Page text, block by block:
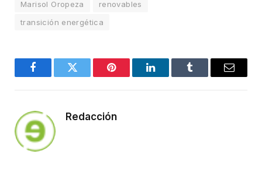
Marisol Oropeza
renovables
transición energética
FacebookTwitter Pinterest LinkedInTumblr Email
Redacción